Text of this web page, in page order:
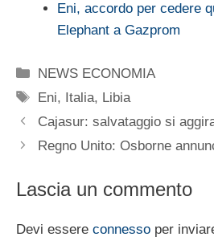
Eni, accordo per cedere
Elephant a Gazprom
Categorie
NEWS ECONOMIA
Tag
Eni, Italia, Libia
Cajasur: salvataggio si
Regno Unito: Osborne
Lascia un commento
Devi essere connesso per